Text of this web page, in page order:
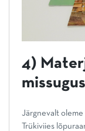
4)
Järgnevalt oleme
Trükiviies